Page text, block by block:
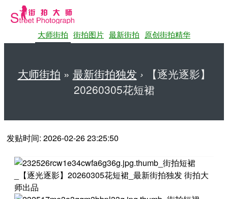
大师街拍 街拍图片 最新街拍 原创街拍精华
大师街拍 » 最新街拍独发 ›
【逐光逐影】
20260305花短裙
发贴时间: 2026-02-26 23:25:50